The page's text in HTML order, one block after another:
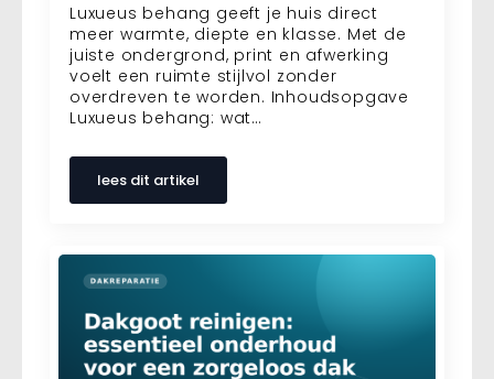
Luxueus behang geeft je huis direct
meer warmte, diepte en klasse. Met de
juiste ondergrond, print en afwerking
voelt een ruimte stijlvol zonder
overdreven te worden. Inhoudsopgave
Luxueus behang: wat…
lees dit artikel